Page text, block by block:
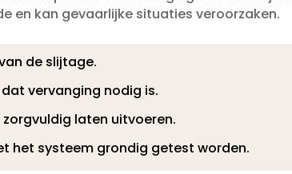
en kan gevaarlijke situaties veroorzaken.​
de slijtage.​
vervanging nodig is.​
laten uitvoeren.​
het systeem grondig getest worden.​